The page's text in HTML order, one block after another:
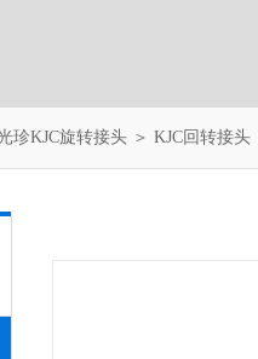
珍KJC旋转接头 ＞ KJC回转接头